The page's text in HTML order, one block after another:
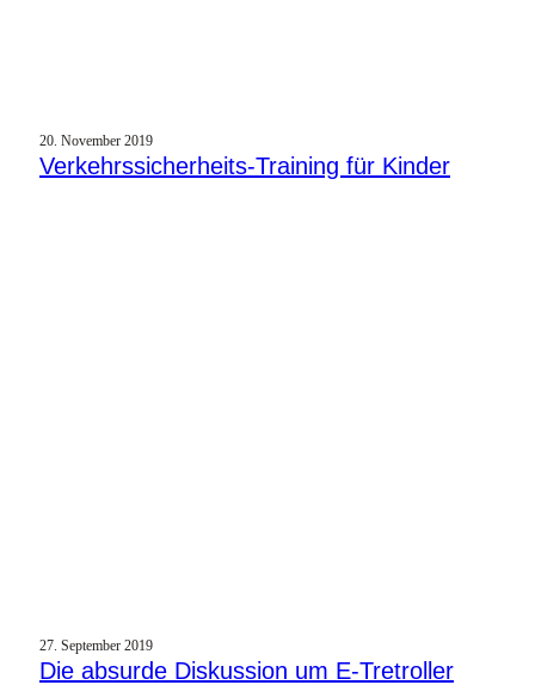
20. November 2019
Verkehrssicherheits-Training für Kinder
27. September 2019
Die absurde Diskussion um E‑Tretroller